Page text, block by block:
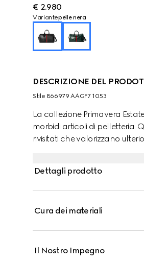
€ 2.980
Variantepelle nera
DESCRIZIONE DEL
Stile ‎866979 AAGF7 1053
La collezione Primavera
morbidi articoli di pelletteria.
rivisitati che valorizzano
Dettagli prodotto
Cura dei materiali
Il Nostro Impegno